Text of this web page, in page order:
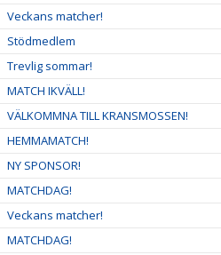
Veckans matcher!
Stödmedlem
Trevlig sommar!
MATCH IKVÄLL!
VÄLKOMMNA TILL KRANSMOSSEN!
HEMMAMATCH!
NY SPONSOR!
MATCHDAG!
Veckans matcher!
MATCHDAG!